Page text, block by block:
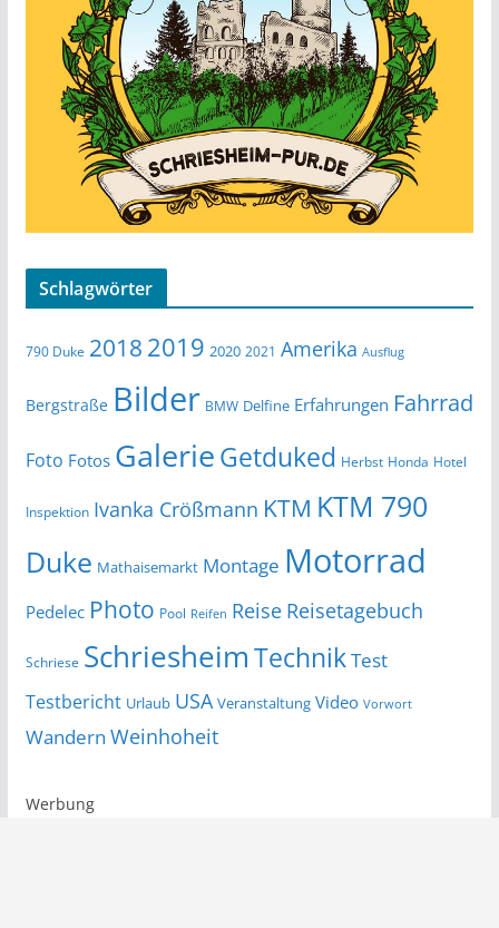
Schlagwörter
790 Duke 2018 2019 2020 2021 Amerika Ausflug
Bergstraße Bilder BMW Delfine Erfahrungen Fahrrad
Foto Fotos GalerieGetduked Herbst Honda Hotel
Inspektion Ivanka Crößmann KTM KTM 790
Duke Mathaisemarkt Montage Motorrad
Pedelec Photo Pool Reifen Reise Reisetagebuch
Schriese SchriesheimTechnikTest
Testbericht Urlaub USA Veranstaltung Video Vorwort
Wandern Weinhoheit
Werbung